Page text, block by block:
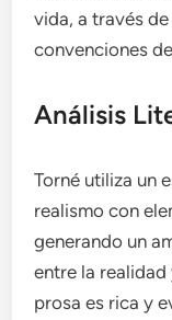
vida, a través
convenciones
Análisis
Torné utiliza un
realismo con
generando un
entre la
prosa es rica y